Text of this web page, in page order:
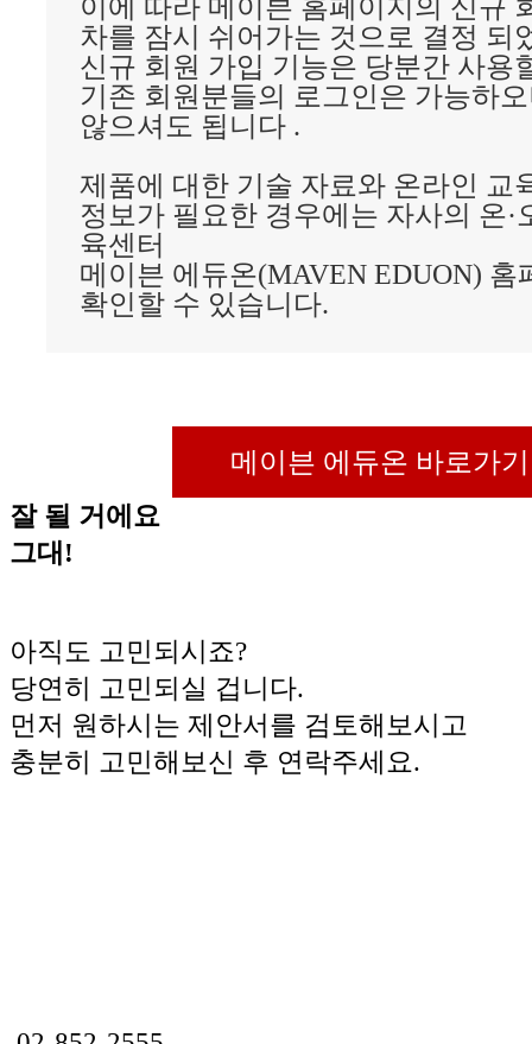
이에 따라 메이븐 홈페이지의 신규
차를 잠시 쉬어가는 것으로 결정 되
신규 회원 가입 기능은 당분간 사용
기존 회원분들의 로그인은 가능하
않으셔도 됩니다 .
제품에 대한 기술 자료와 온라인 교
정보가 필요한 경우에는 자사의 온·
육센터
메이븐 에듀온(MAVEN EDUON) 홈
확인할 수 있습니다.
메이븐 에듀온 바로가기
잘 될 거에요
그대!
아직도 고민되시죠?
당연히 고민되실 겁니다.
먼저 원하시는 제안서를 검토해보시고
충분히 고민해보신 후 연락주세요.